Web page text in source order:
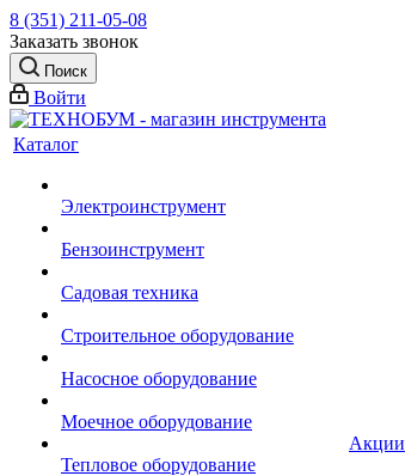
8 (351) 211-05-08
Заказать звонок
Поиск
Войти
Каталог
Электроинструмент
Бензоинструмент
Садовая техника
Строительное оборудование
Насосное оборудование
Моечное оборудование
Тепловое оборудование
Акции